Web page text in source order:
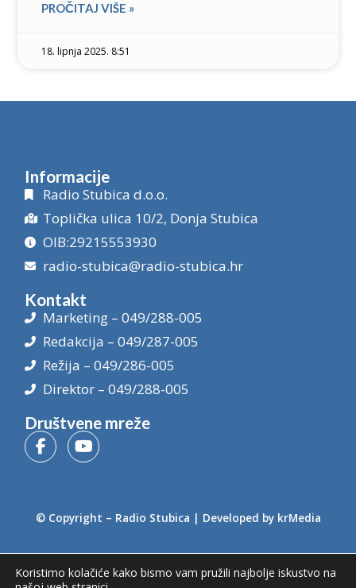
PROČITAJ VIŠE »
18. lipnja 2025. 8:51
Informacije
Radio Stubica d.o.o.
Toplička ulica 10/2, Donja Stubica
OIB:29215553930
radio-stubica@radio-stubica.hr
Kontakt
Marketing – 049/288-005
Redakcija – 049/287-005
Režija – 049/286-005
Direktor – 049/288-005
Društvene mreže
© Copyright – Radio Stubica | Developed by krMedia
Koristimo kolačiće kako bismo vam pružili najbolje iskustvo na